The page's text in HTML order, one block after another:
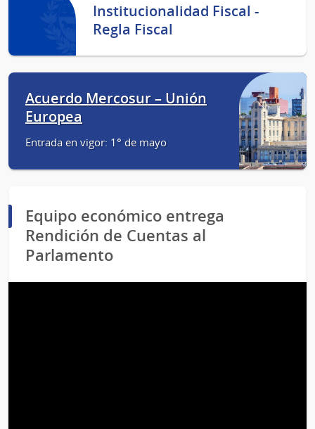
Institucionalidad Fiscal -
Regla Fiscal
Acuerdo Mercosur – Unión
Europea
Entrada en vigor: 1° de mayo
Equipo económico entrega
Rendición de Cuentas al
Parlamento